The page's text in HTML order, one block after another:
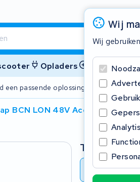
Opladers Accessoires
een passende oplossing
Wij
Wij
BCN LON 48V Accu
Type
Accu